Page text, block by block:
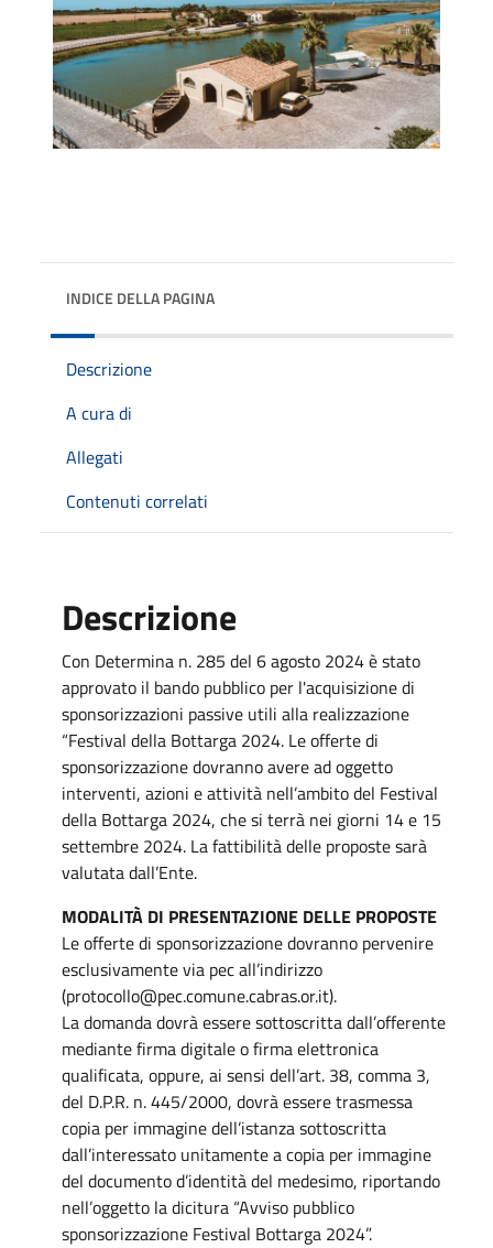
INDICE DELLA PAGINA
Descrizione
A cura di
Allegati
Contenuti correlati
Descrizione
Con Determina n. 285 del 6 agosto 2024 è stato
approvato il bando pubblico per l'acquisizione di
sponsorizzazioni passive utili alla realizzazione
“Festival della Bottarga 2024. Le offerte di
sponsorizzazione dovranno avere ad oggetto
interventi, azioni e attività nell’ambito del Festival
della Bottarga 2024, che si terrà nei giorni 14 e 15
settembre 2024. La fattibilità delle proposte sarà
valutata dall’Ente.
MODALITÀ DI PRESENTAZIONE DELLE PROPOSTE
Le offerte di sponsorizzazione dovranno pervenire
esclusivamente via pec all’indirizzo
(protocollo@pec.comune.cabras.or.it).
La domanda dovrà essere sottoscritta dall’offerente
mediante firma digitale o firma elettronica
qualificata, oppure, ai sensi dell’art. 38, comma 3,
del D.P.R. n. 445/2000, dovrà essere trasmessa
copia per immagine dell’istanza sottoscritta
dall’interessato unitamente a copia per immagine
del documento d’identità del medesimo, riportando
nell’oggetto la dicitura “Avviso pubblico
sponsorizzazione Festival Bottarga 2024”.